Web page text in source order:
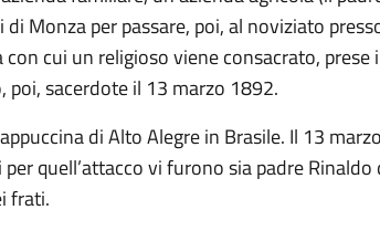
Monza per passare, poi, al noviziato
cui un religioso viene consacrato,
sacerdote il 13 marzo 1892.
di Alto Alegre in Brasile. Il 13
quell’attacco vi furono sia padre
frati.